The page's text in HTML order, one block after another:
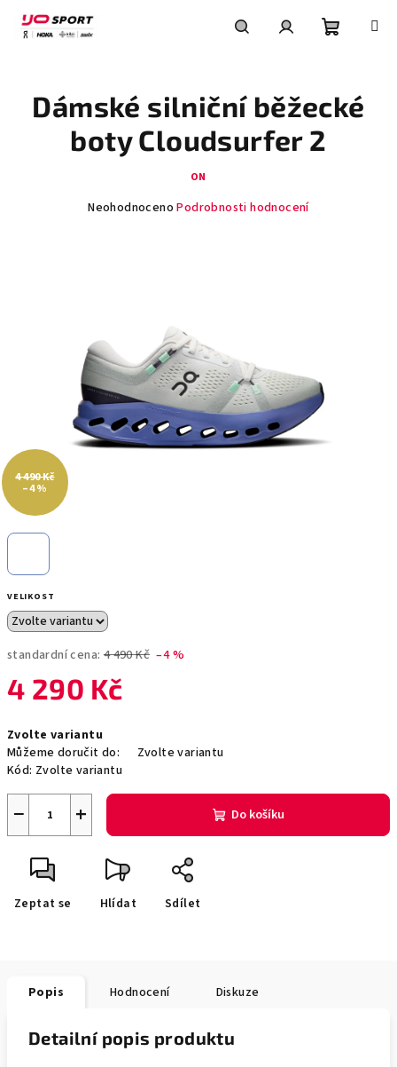
obsah
košík
VELIKOST
standardní cena: 4 490 Kč –4 %
4 290 Kč
cena:
Zvolte variantu
Můžeme doručit do:
Zvolte variantu
Kód: Zvolte variantu
+
− Do košíku
Zeptat se Hlídat Sdílet
Dámské silniční běžecké
boty Cloudsurfer 2
ON
Průměrné
Neohodnoceno Podrobnosti hodnocení
4 490 Kč
–4 %
Popis Hodnocení Diskuze
Detailní popis produktu